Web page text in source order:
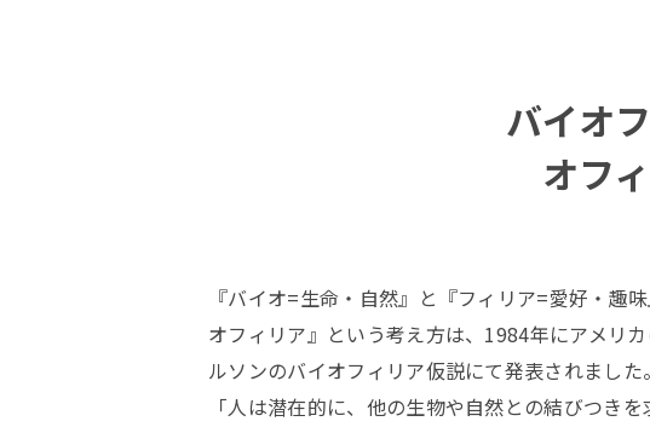
バイオ
オフ
『バイオ=生命・自然』と『フィリア=愛好・趣
オフィリア』という考え方は、1984年にアメリ
ルソンのバイオフィリア仮説にて発表されました。
「人は潜在的に、他の生物や自然との結びつき